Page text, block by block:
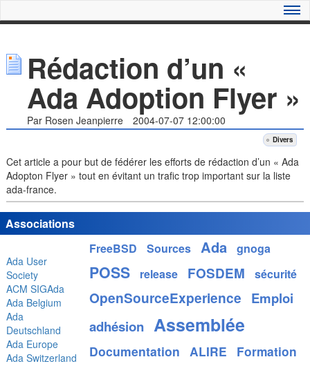
Rédaction d’un «
Ada Adoption Flyer »
Par Rosen Jeanpierre 2004-07-07 12:00:00
Divers
Cet article a pour but de fédérer les efforts de rédaction d’un « Ada
Adopton Flyer » tout en évitant un trafic trop important sur la liste
ada-france.
Associations
Ada User
Society
ACM SIGAda
Ada Belgium
Ada
Deutschland
Ada Europe
Ada Switzerland
FreeBSD Sources Ada gnoga
POSS release FOSDEM sécurité
OpenSourceExperience Emploi
adhésion Assemblée
Documentation ALIRE Formation